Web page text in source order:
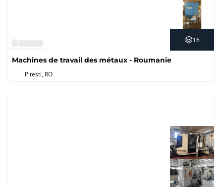
16
Machines de travail des métaux - Roumanie
Pitesti, RO